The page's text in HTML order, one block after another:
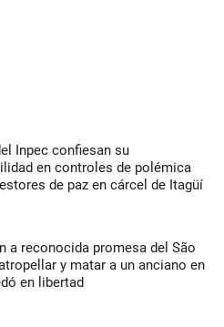
Inpec confiesan su
en controles de polémica
de paz en cárcel de Itagüí
a reconocida promesa del São
y matar a un anciano en
en libertad